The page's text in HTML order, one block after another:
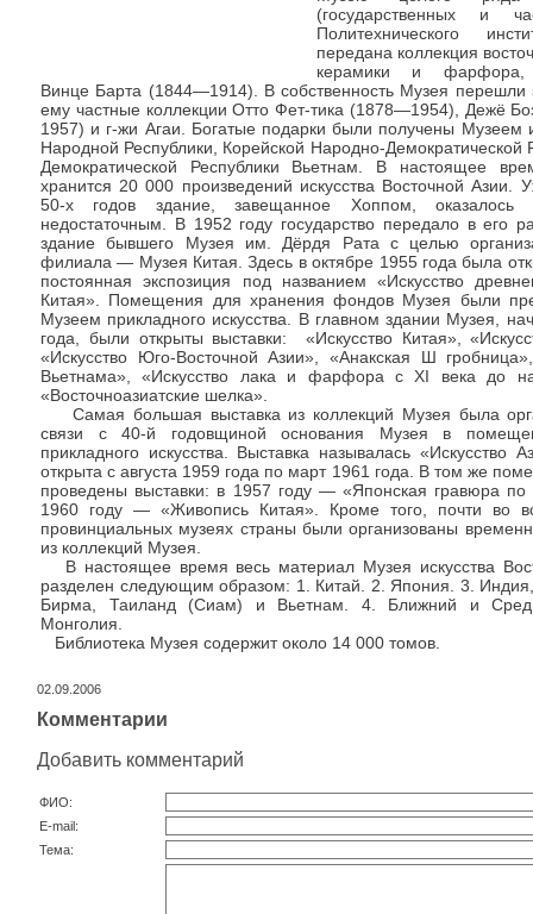
(государственных и
Политехнического
передана коллекция
керамики и фарфора,
Винце Барта (1844—1914). В собственность Музея
ему частные коллекции Отто Фет-тика (1878—1954), Дежё
1957) и г-жи Агаи. Богатые подарки были получены Музеем
Народной Республики, Корейской Народно-Демократической
Демократической Республики Вьетнам. В настоящее
хранится 20 000 произведений искусства Восточной Азии.
50-х годов здание, завещанное Хоппом,
недостаточным. В 1952 году государство передало в его
здание бывшего Музея им. Дёрдя Рата с целью
филиала — Музея Китая. Здесь в октябре 1955 года была
постоянная экспозиция под названием «Искусство
Китая». Помещения для хранения фондов Музея были
Музеем прикладного искусства. В главном здании Музея,
года, были открыты выставки: «Искусство Китая»,
«Искусство Юго-Восточной Азии», «Анакская Ш
Вьетнама», «Искусство лака и фарфора с XI века до
«Восточноазиатские шелка».
Самая большая выставка из коллекций Музея была
связи с 40-й годовщиной основания Музея в
прикладного искусства. Выставка называлась «Искусство
открыта с августа 1959 года по март 1961 года. В том же
проведены выставки: в 1957 году — «Японская гравюра по
1960 году — «Живопись Китая». Кроме того, почти во
провинциальных музеях страны были организованы
из коллекций Музея.
В настоящее время весь материал Музея искусства
разделен следующим образом: 1. Китай. 2. Япония. 3.
Бирма, Таиланд (Сиам) и Вьетнам. 4. Ближний и
Монголия.
Библиотека Музея содержит около 14 000 томов.
02.09.2006
Комментарии
Добавить комментарий
ФИО:
E-mail:
Тема: